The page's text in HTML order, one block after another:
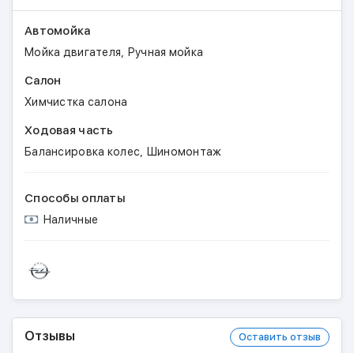
Автомойка
Мойка двигателя, Ручная мойка
Салон
Химчистка салона
Ходовая часть
Балансировка колес, Шиномонтаж
Способы оплаты
Наличные
Отзывы Оставить отзыв